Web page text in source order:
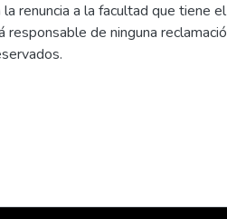
la renuncia a la facultad que tiene
responsable de ninguna